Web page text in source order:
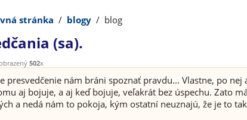
stránka / blogy / blog
(sa).
502x
presvedčenie nám bráni spoznať pravdu... Vlastne, po
aj bojuje, a aj keď bojuje, veľakrát bez úspechu. Zato
a nedá nám to pokoja, kým ostatní neuznajú, že je to